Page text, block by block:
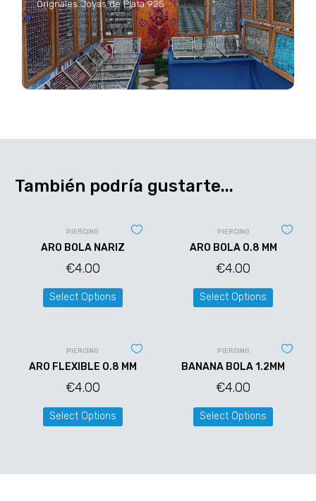
Orignales Joyas de Plata 925
También podría gustarte...
PIERCING
ARO BOLA NARIZ
€4.00
Select Options
PIERCING
ARO BOLA 0.8 MM
€4.00
Select Options
PIERCING
ARO FLEXIBLE 0.8 MM
€4.00
Select Options
PIERCING
BANANA BOLA 1.2MM
€4.00
Select Options